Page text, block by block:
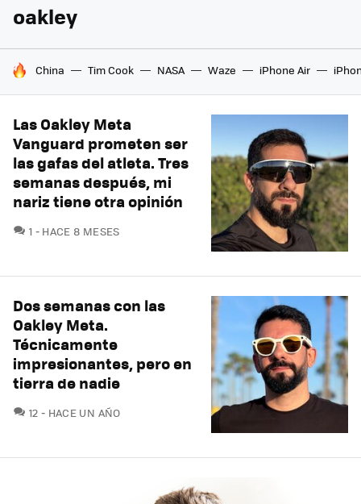
oakley
HOY SE HABLA DE
China Tim Cook NASA Waze iPhone Air
Las Oakley Meta
Vanguard prometen ser
las gafas del atleta. Tres
semanas después, mi
nariz tiene otra opinión
1 COMENTARIOS
HACE 8 MESES
Dos semanas con las
Oakley Meta.
Técnicamente
impresionantes, pero en
tierra de nadie
12 COMENTARIOS
HACE UN AÑO